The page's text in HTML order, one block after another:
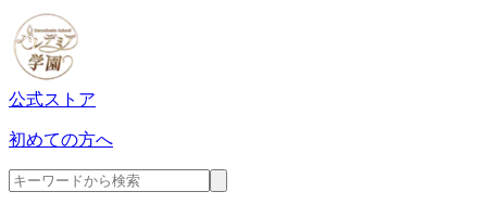
公式ストア
初めての方へ